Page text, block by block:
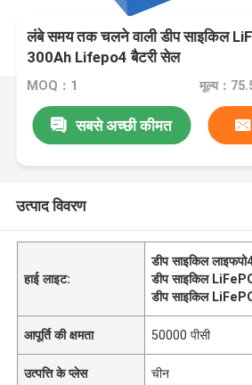
लंबे समय तक चलने वाली डीप साइकिल
300Ah Lifepo4 बैटरी सेल
MOQ：1 मूल्य：
सबसे अच्छी कीमत
उत्पाद विवरण
हाई लाइट:
डीप साइकिल
डीप साइकिल
डीप साइकिल
आपूर्ति की क्षमता 50000 पीसी
उत्पत्ति के प्लेस चीन